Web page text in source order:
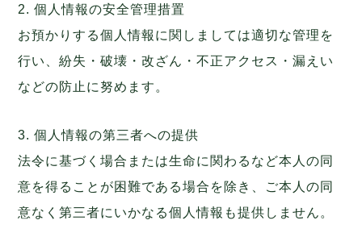
2. 個人情報の安全管理措置
お預かりする個人情報に関しましては適切な管理を
行い、紛失・破壊・改ざん・不正アクセス・漏えい
などの防止に努めます。
3. 個人情報の第三者への提供
法令に基づく場合または生命に関わるなど本人の同
意を得ることが困難である場合を除き、ご本人の同
意なく第三者にいかなる個人情報も提供しません。